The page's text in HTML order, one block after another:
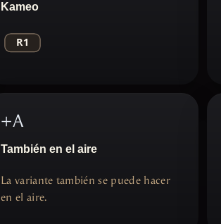
Kameo
+A
También en el aire
La variante también se puede hacer
en el aire.